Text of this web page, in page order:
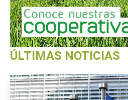
ÚLTIMAS NOTICIAS